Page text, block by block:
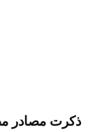
ذكرت مصادر